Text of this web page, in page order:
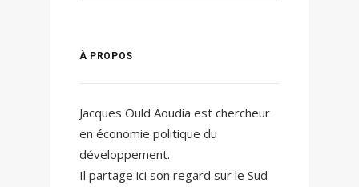
À PROPOS
Jacques Ould Aoudia est chercheur
en économie politique du
développement.
Il partage ici son regard sur le Sud